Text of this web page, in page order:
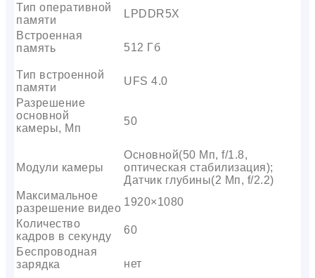
Тип оперативной
памяти
LPDDR5X
Встроенная
память
512 Гб
Тип встроенной
памяти
UFS 4.0
Разрешение
основной
камеры, Мп
50
Модули камеры
Основной(50 Мп, f/1.8,
оптическая стабилизация);
Датчик глубины(2 Мп, f/2.2)
Максимальное
разрешение видео
1920×1080
Количество
кадров в секунду
60
Беспроводная
зарядка
нет